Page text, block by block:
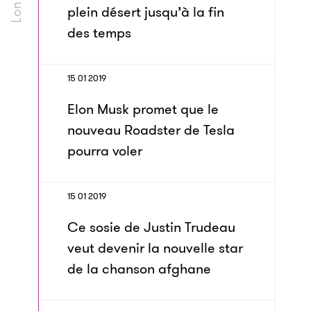
plein désert jusqu’à la fin
des temps
15 01 2019
Elon Musk promet que le
nouveau Roadster de Tesla
pourra voler
15 01 2019
Ce sosie de Justin Trudeau
veut devenir la nouvelle star
de la chanson afghane